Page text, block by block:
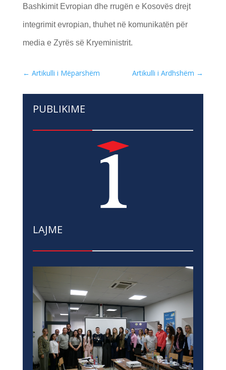
Bashkimit Evropian dhe rrugën e Kosovës drejt
integrimit evropian, thuhet në komunikatën për
media e Zyrës së Kryeministrit.
← Artikulli i Mëparshëm Artikulli i Ardhshëm →
PUBLIKIME
LAJME